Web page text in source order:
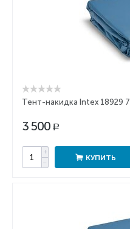
Тент-накидка Intex 18929
3 500 Р
+
−
КУПИТЬ